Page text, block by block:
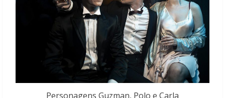
Personagens Guzman, Polo e Carla